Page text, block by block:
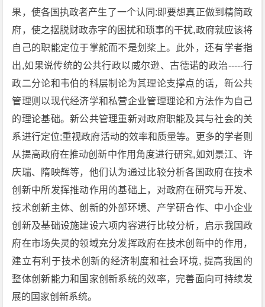
果，使各国执政者产生了一个认同:即要想真正做到精简政
府，使之摆脱财政赤字的困扰和琐事的干扰,政府就应该将
自己的职能定位于掌舵而不是划桨上。此外，还有学者指
出,如果说传统的公共行政以威尔逊、古德诺的政治-----行
政二分论和韦伯的科层制论为其理论支撑点的话，新公共
管理则以现代经济学和私营企业管理理论和方法作为自己
的理论基础。新公共管理重新对政府职能及其与社会的关
系进行定位;重视政府活动的效率和质量等。更多的学者则
从提高政府在推动创新中作用角度进行研究,如刘景江、许
庆瑞、隋映辉等，他们认为通过比较分析各国政府在技术
创新中所发挥推动作用的基础上，对政府在研究与开发、
技术创新主体、创新的外部环境、产学研合作、中小企业
创新及基础设施建设六项内容进行比较分析，启示我国政
府在市场失灵的领域充分发挥政府在技术创新中的作用，
建立有利于技术创新的经济制度和社会环境, 提高我国的
整体创新能力和国家创新系统的效率，完善面向可持续发
展的国家创新系统。